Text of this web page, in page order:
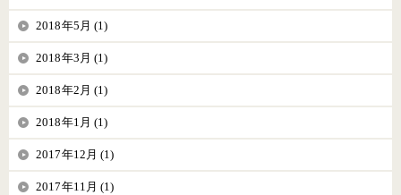
2018年5月 (1)
2018年3月 (1)
2018年2月 (1)
2018年1月 (1)
2017年12月 (1)
2017年11月 (1)